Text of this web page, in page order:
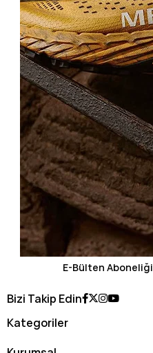
E-Bülten Aboneliği
Bizi Takip Edin
Kategoriler